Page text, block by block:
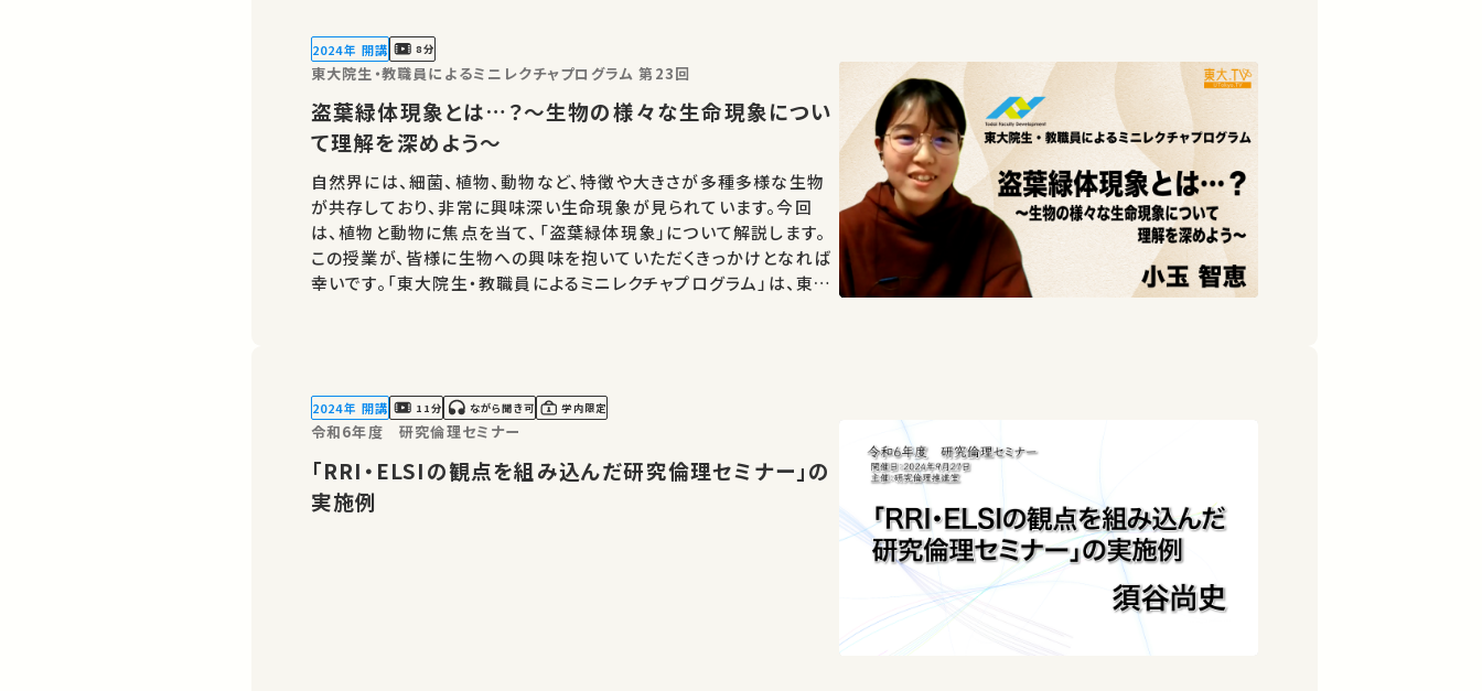
2024年 開講 8分
東大院生・教職員によるミニレクチャプログラム 第23回
盗葉緑体現象とは…？～生物の様々な生命現象につい
て理解を深めよう～
自然界には、細菌、植物、動物など、特徴や大きさが多種多様な生物
が共存しており、非常に興味深い生命現象が見られています。今回
は、植物と動物に焦点を当て、「盗葉緑体現象」について解説します。
この授業が、皆様に生物への興味を抱いていただくきっかけとなれば
幸いです。「東大院生・教職員によるミニレクチャプログラム」は、東京
2024年 開講 11分 ながら聞き可 学内限定
令和6年度 研究倫理セミナー
「RRI・ELSIの観点を組み込んだ研究倫理セミナー」の
実施例